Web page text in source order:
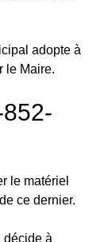
adopte à
le Maire.
le matériel
ce dernier.
décide à